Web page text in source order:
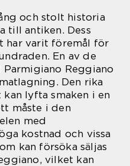
och stolt historia
till antiken. Dess
har varit föremål för
En av de
Reggiano
Den rika
kan lyfta smaken i en
måste i den
med
kostnad och vissa
kan försöka säljas
vilket kan